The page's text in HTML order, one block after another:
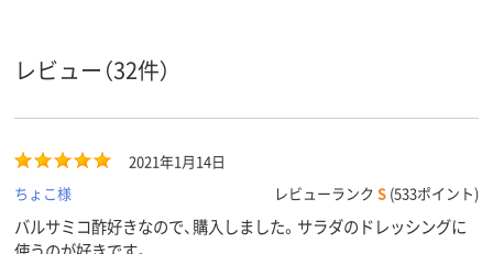
レビュー（32件）
2021年1月14日
ちょこ様
レビューランク S (533ポイント)
バルサミコ酢好きなので、購入しました。サラダのドレッシングに